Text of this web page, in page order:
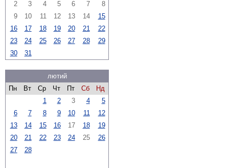
2 3 4 5 6 7
8
9
10 11 12 13 14
15
16
17 18 19 20 21
22
23
24 25 26 27 28
29
30
31
лютий
Пн
Вт Ср Чт Пт Сб
Нд
1
2 3 4
5
6
7 8 9 10 11
12
13
14 15 16 17 18
19
20
21 22 23 24 25
26
27
28